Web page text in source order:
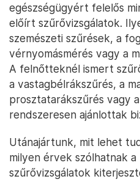
egészségügyért felelős
előírt szűrővizsgálatok.
szemészeti szűrések, a
vérnyomásmérés vagy a
A felnőtteknél ismert
a vastagbélrákszűrés, a
prosztatarákszűrés vagy
rendszeresen ajánlottak
Utánajártunk, mit lehet
milyen érvek szólhatnak
szűrővizsgálatok